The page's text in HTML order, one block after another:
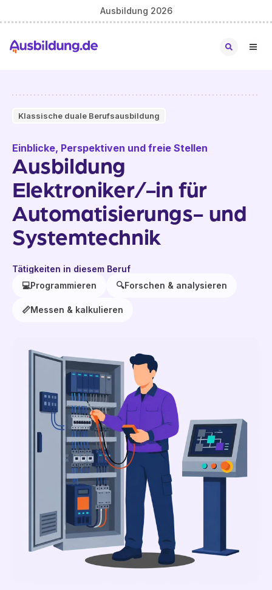
Ausbildung 2026
Klassische duale Berufsausbildung
Einblicke, Perspektiven und freie Stellen
Ausbildung
Elektroniker/-in für
Automatisierungs- und
Systemtechnik
Tätigkeiten in diesem Beruf
💻Programmieren 🔍Forschen & analysieren
📏Messen & kalkulieren